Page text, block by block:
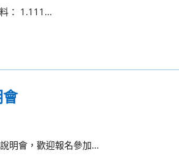
： 1.111...
明會，歡迎報名參加...